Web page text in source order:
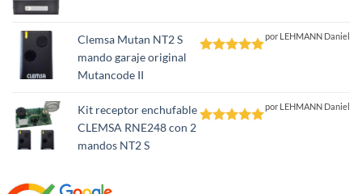
Clemsa Mutan NT2 S
mando garaje original
Mutancode II
por LEHMANN Daniel
Kit receptor enchufable
CLEMSA RNE248 con 2
mandos NT2 S
por LEHMANN Daniel